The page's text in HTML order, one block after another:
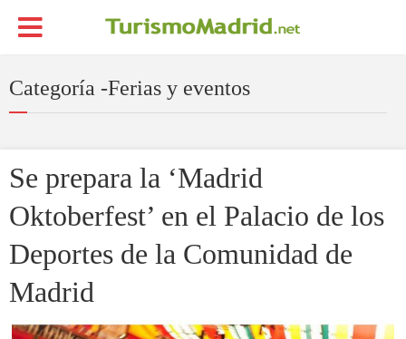
Categoría -Ferias y eventos
Se prepara la ‘Madrid
Oktoberfest’ en el Palacio de los
Deportes de la Comunidad de
Madrid